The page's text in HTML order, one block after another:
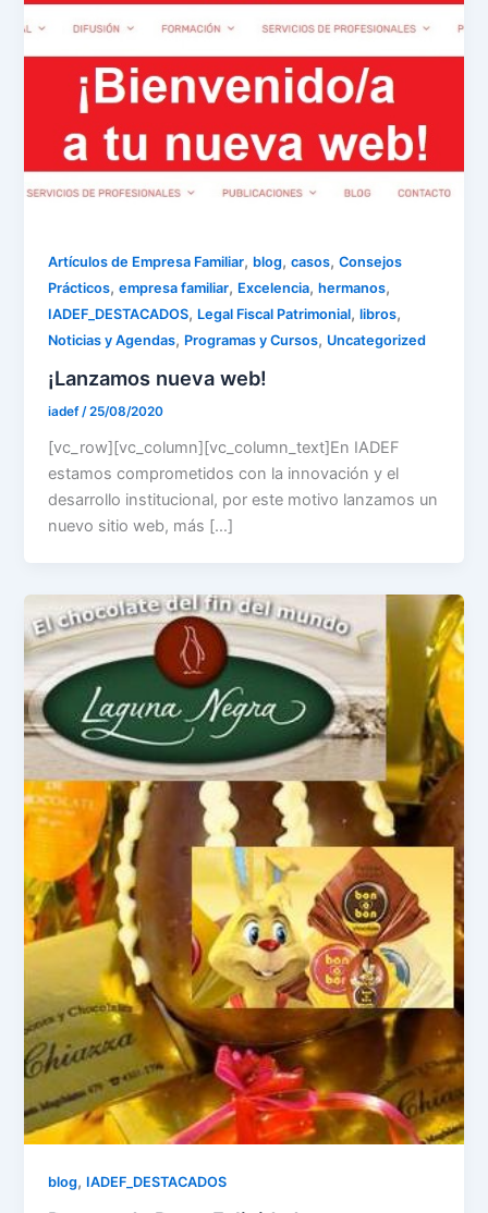
Artículos de Empresa Familiar, blog,casos,Consejos
Prácticos,empresa familiar, Excelencia,hermanos,
IADEF_DESTACADOS, Legal Fiscal Patrimonial,libros,
Noticias y Agendas, Programas y Cursos, Uncategorized
¡Lanzamos nueva web!
iadef/25/08/2020
[vc_row][vc_column][vc_column_text]En IADEF
estamos comprometidos con la innovación y el
desarrollo institucional, por este motivo lanzamos un
nuevo sitio web, más […]
blog, IADEF_DESTACADOS